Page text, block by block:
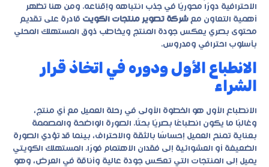
الاحترافية دورًا محوريًا في جذب انتباهه وإقناعه. ومن هنا تظهر
أهمية التعاون مع شركة تصوير منتجات الكويت قادرة على تقديم
محتوى بصري يعكس جودة المنتج ويخاطب ذوق المستهلك المحلي
بأسلوب احترافي ومدروس.
الانطباع الأول ودوره في اتخاذ قرار
الشراء
الانطباع الأول هو الخطوة الأولى في رحلة العميل مع أي منتج،
وغالبًا ما يكون انطباعًا بصريًا بحتًا. الصورة الواضحة والمصممة
بعناية تمنح العميل إحساسًا بالثقة والاحتراف، بينما قد تؤدي الصورة
الضعيفة أو العشوائية إلى فقدان الاهتمام فورًا. المستهلك الكويتي
يميل إلى المنتجات التي تعكس جودة عالية وأناقة في العرض، وهو